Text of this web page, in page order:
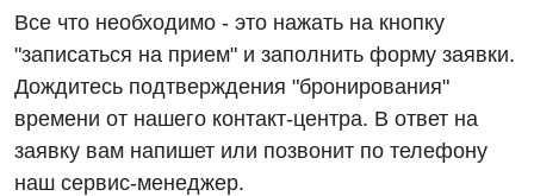
Рентгенография
УЗИ
Эндоскопическое отделение
Для взрослых
Офтальмологическое отделение
Скорая медицинская помощь
Национальный скрининг здоровья 40+
Украинский
Русский
Все что необходимо - это нажать на кнопку
"записаться на прием" и заполнить форму заявки.
Дождитесь подтверждения "бронирования"
времени от нашего контакт-центра. В ответ на
заявку вам напишет или позвонит по телефону
наш сервис-менеджер.